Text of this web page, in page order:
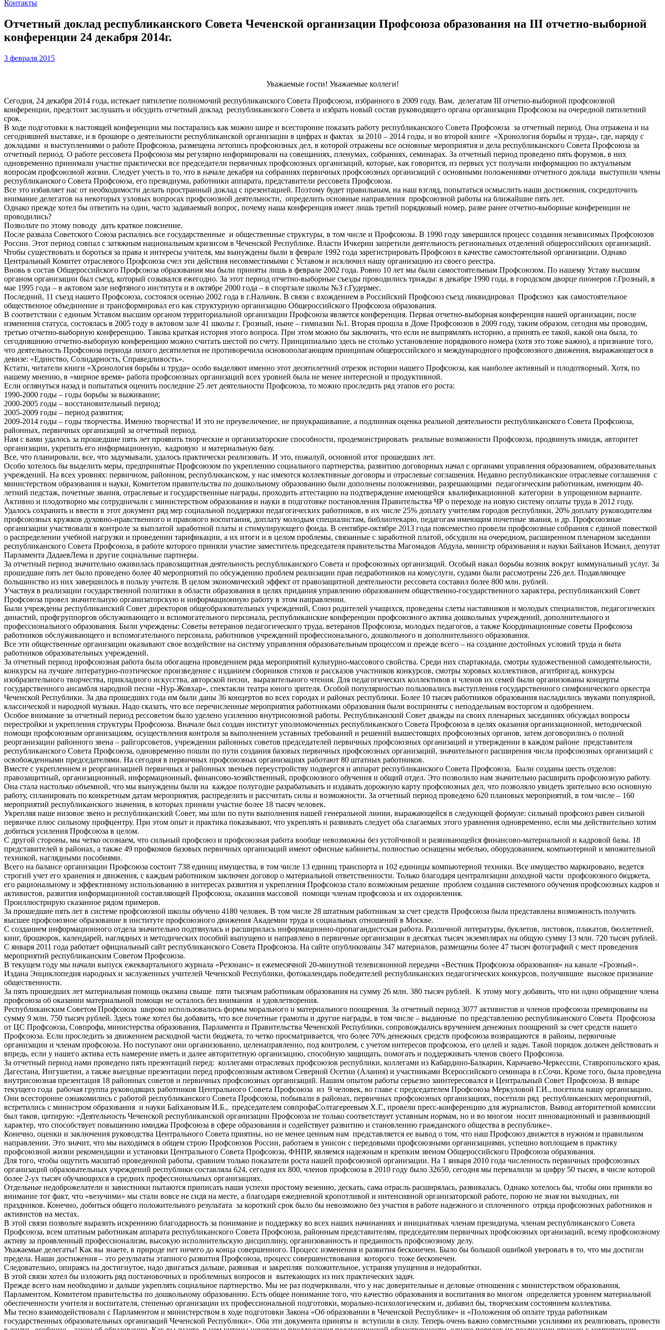
Контакты
Отчетный доклад республиканского Совета Чеченской организации Профсоюза образования на III отчетно-выборной
конференции 24 декабря 2014г.
3 февраля 2015
Уважаемые гости! Уважаемые коллеги!
Сегодня, 24 декабря 2014 года, истекает пятилетие полномочий республиканского Совета Профсоюза, избранного в 2009 году. Вам, делегатам III отчетно-выборной профсоюзной
конференции, предстоит заслушать и обсудить отчетный доклад республиканского Совета и избрать новый состав руководящего органа организации Профсоюза на очередной пятилетний
срок.
В ходе подготовки к настоящей конференции мы постарались как можно шире и всесторонне показать работу республиканского Совета Профсоюза за отчетный период. Она отражена и на
сегодняшней выставке, и в брошюре о деятельности республиканской организации в цифрах и фактах за 2010 – 2014 годы, и во второй книге «Хронология борьбы и труда», где, наряду с
докладами и выступлениями о работе Профсоюза, размещена летопись профсоюзных дел, в которой отражены все основные мероприятия и дела республиканского Совета Профсоюза за
отчетный период. О работе рессовета Профсоюза мы регулярно информировали на совещаниях, пленумах, собраниях, семинарах. За отчетный период проведено пять форумов, в них
одновременно принимали участие практически все председатели первичных профсоюзных организаций, которые, как говорится, из первых уст получали информацию по актуальным
вопросам профсоюзной жизни. Следует учесть и то, что в начале декабря на собраниях первичных профсоюзных организаций с основными положениями отчетного доклада выступили члены
республиканского Совета Профсоюза, его президиума, работники аппарата, представители рессовета Профсоюза.
Все это избавляет нас от необходимости делать пространный доклад с презентацией. Поэтому будет правильным, на наш взгляд, попытаться осмыслить наши достижения, сосредоточить
внимание делегатов на некоторых узловых вопросах профсоюзной деятельности, определить основные направления профсоюзной работы на ближайшие пять лет.
Однако прежде хотел бы ответить на один, часто задаваемый вопрос, почему наша конференция имеет лишь третий порядковый номер, разве ранее отчетно-выборные конференции не
проводились?
Позвольте по этому поводу дать краткое пояснение.
После развала Советского Союза распались все государственные и общественные структуры, в том числе и Профсоюзы. В 1990 году завершился процесс создания независимых Профсоюзов
России. Этот период совпал с затяжным национальным кризисом в Чеченской Республике. Власти Ичкерии запретили деятельность региональных отделений общероссийских организаций.
Чтобы существовать и бороться за права и интересы учителя, мы вынуждены были в феврале 1992 года зарегистрировать Профсоюз в качестве самостоятельной организации. Однако
Центральный Комитет отраслевого Профсоюза счел эти действия несовместимыми с Уставом и исключил нашу организацию из своего реестра.
Вновь в состав Общероссийского Профсоюза образования мы были приняты лишь в феврале 2002 года. Ровно 10 лет мы были самостоятельным Профсоюзом. По нашему Уставу высшим
органом организации был съезд, который созывался ежегодно. За этот период отчетно-выборные съезды проводились трижды: в декабре 1990 года, в городском дворце пионеров г.Грозный, в
мае 1995 года – в актовом зале нефтяного института и в октябре 2000 года – в спортзале школы №3 г.Гудермес.
Последний, 11 съезд нашего Профсоюза, состоялся осенью 2002 года в г.Нальчик. В связи с вхождением в Российский Профсоюз съезд ликвидировал Профсоюз как самостоятельное
общественное объединение и трансформировал его как структурную организацию Общероссийского Профсоюза образования.
В соответствии с единым Уставом высшим органом территориальной организации Профсоюза является конференция. Первая отчетно-выборная конференция нашей организации, после
изменения статуса, состоялась в 2005 году в актовом зале 41 школы г. Грозный, ныне – гимназии №1. Вторая прошла в Доме Профсоюзов в 2009 году, таким образом, сегодня мы проводим,
третью отчетно-выборную конференцию. Такова краткая история этого вопроса. При этом можно бы заключить, что если не выпрямлять историю, а принять ее такой, какой она была, то
сегодняшнюю отчетно-выборную конференцию можно считать шестой по счету. Принципиально здесь не столько установление порядкового номера (хотя это тоже важно), а признание того,
что деятельность Профсоюза периода лихого десятилетия не противоречила основополагающим принципам общероссийского и международного профсоюзного движения, выражающегося в
девизе: «Единство, Солидарность, Справедливость».
Кстати, читатели книги «Хронология борьбы и труда» особо выделяют именно этот десятилетний отрезок истории нашего Профсоюза, как наиболее активный и плодотворный. Хотя, по
нашему мнению, в «мирное время» работа профсоюзных организаций всех уровней была не менее интересной и продуктивной.
Если оглянуться назад и попытаться оценить последние 25 лет деятельности Профсоюза, то можно проследить ряд этапов его роста:
1990-2000 годы – годы борьбы за выживание;
2000-2005 годы – восстановительный период;
2005-2009 годы – период развития;
2009-2014 годы – годы творчества. Именно творчества! И это не преувеличение, не приукрашивание, а подлинная оценка реальной деятельности республиканского Совета Профсоюза,
районных, первичных организаций за отчетный период.
Нам с вами удалось за прошедшие пять лет проявить творческие и организаторские способности, продемонстрировать реальные возможности Профсоюза, продвинуть имидж, авторитет
организации, укрепить его информационную, кадровую и материальную базу.
Все, что планировали, все, что задумывали, удалось практически реализовать. И это, пожалуй, основной итог прошедших лет.
Особо хотелось бы выделить меры, предпринятые Профсоюзом по укреплению социального партнерства, развитию договорных начал с органами управления образованием, образовательных
учреждений. На всех уровнях: первичном, районном, республиканском, у нас имеются коллективные договоры и отраслевые соглашения. Недавно республиканские отраслевые соглашения с
министерством образования и науки, Комитетом правительства по дошкольному образованию были дополнены положениями, разрешающими педагогическим работникам, имеющим 40-
летний педстаж, почетные звания, отраслевые и государственные награды, проходить аттестацию на подтверждение имеющейся квалификационной категории в упрощенном варианте.
Активно и плодотворно мы сотрудничали с министерством образования и науки в подготовке постановления Правительства ЧР о переходе на новую систему оплаты труда в 2012 году.
Удалось сохранить и ввести в этот документ ряд мер социальной поддержки педагогических работников, в их числе 25% доплату учителям городов республики, 20% доплату руководителям
профсоюзных кружков духовно-нравственного и правового воспитания, доплату молодым специалистам, библиотекарю, педагогам имеющим почетные звания, и др. Профсоюзные
организации участвовали в контроле за выплатой заработной платы и стимулирующего фонда. В сентябре-октябре 2013 года повсеместно провели профсоюзные собрания с единой повесткой
о распределении учебной нагрузки и проведении тарификации, а их итоги и в целом проблемы, связанные с заработной платой, обсудили на очередном, расширенном пленарном заседании
республиканского Совета Профсоюза, в работе которого приняли участие заместитель председателя правительства Магомадов Абдула, министр образования и науки Байханов Исмаил, депутат
Парламента ДадаевЛема и другие социальные партнеры.
За отчетный период значительно оживилась правозащитная деятельность республиканского Совета и профсоюзных организаций. Особый накал борьбы возник вокруг коммунальный услуг. За
прошедшие пять лет было проведено более 40 мероприятий по обсуждению проблем реализации прав педработников на комуслуги, судами были рассмотрены 226 дел. Подавляющее
большинство из них завершилось в пользу учителя. В целом экономический эффект от правозащитной деятельности рессовета составил более 800 млн. рублей.
Участвуя в реализации государственной политики в области образования в целях придания управлению образованием общественно-государственного характера, республиканский Совет
Профсоюза провел значительную организаторскую и информационную работу в этом направлении.
Были учреждены республиканский Совет директоров общеобразовательных учреждений, Союз родителей учащихся, проведены слеты наставников и молодых специалистов, педагогических
династий, профгруппоргов обслуживающего и вспомогательного персонала, республиканские конференции профсоюзного актива дошкольных учреждений, дополнительного и
профессионального образования. Были учреждены: Советы ветеранов педагогического труда, ветеранов Профсоюза, молодых педагогов, а также Координационные советы Профсоюза
работников обслуживающего и вспомогательного персонала, работников учреждений профессионального, дошкольного и дополнительного образования.
Все эти общественные организации оказывают свое воздействие на систему управления образовательным процессом и прежде всего – на создание достойных условий труда и быта
работников образовательных учреждений.
За отчетный период профсоюзная работа была обогащена проведением ряда мероприятий культурно-массового свойства. Среди них спартакиада, смотры художественной самодеятельности,
конкурсы на лучшее литературно-поэтическое произведение с изданием сборников стихов и рассказов участников конкурсов, смотры хоровых коллективов, агитбригад, конкурсы
изобразительного творчества, прикладного искусства, авторской песни, выразительного чтения. Для педагогических коллективов и членов их семей были организованы концерты
государственного ансамбля народной песни «Нур-Жовхар», спектакли театра юного зрителя. Особой популярностью пользовались выступления государственного симфонического оркестра
Чеченской Республики. За два прошедших года им были даны 36 концертов во всех городах и районах республики. Более 10 тысяч работников образования насладились звуками популярной,
классической и народной музыки. Надо сказать, что все перечисленные мероприятия работниками образования были восприняты с неподдельным восторгом и одобрением.
Особое внимание за отчетный период рессоветом было уделено усилению внутрисоюзной работы. Республиканский Совет дважды на своих пленарных заседаниях обсуждал вопросы
перестройки и укрепления структуры Профсоюза. Вначале был создан институт уполномоченных республиканского Совета Профсоюза в целях оказания организационной, методической
помощи профсоюзным организациям, осуществления контроля за выполнением уставных требований и решений вышестоящих профсоюзных органов, затем договорились о полной
реорганизации районного звена – райгорсоветов, учреждении районных советов председателей первичных профсоюзных организаций и утверждении в каждом районе представителя
республиканского Совета Профсоюза, одновременно пошли по пути создания базовых первичных профсоюзных организаций, значительного расширения числа профсоюзных организаций с
освобожденными председателями. На сегодня в первичных профсоюзных организациях работают 80 штатных работников.
Вместе с укреплением и реорганизацией первичных и районных звеньев переустройству подвергся и аппарат республиканского Совета Профсоюза. Были созданы шесть отделов:
правозащитный, организационный, информационный, финансово-хозяйственный, профсоюзного обучения и общий отдел. Это позволило нам значительно расширить профсоюзную работу.
Она стала настолько объемной, что мы вынуждены были на каждое полугодие разрабатывать и издавать дорожную карту профсоюзных дел, что позволяло увидеть зрительно всю основную
работу, спланировать по конкретным датам мероприятия, распределить и рассчитать силы и возможности. За отчетный период проведено 620 плановых мероприятий, в том числе – 160
мероприятий республиканского значения, в которых приняли участие более 18 тысяч человек.
Укрепляя наше низовое звено и республиканский Совет, мы шли по пути выполнения нашей генеральной линии, выражающейся в следующей формуле: сильный профсоюз равен сильной
первичке плюс сильному профцентру. При этом опыт и практика показывают, что укреплять и развивать следует оба слагаемых этого уравнения одновременно, если мы действительно хотим
добиться усиления Профсоюза в целом.
С другой стороны, мы четко осознаем, что сильный профсоюз и профсоюзная работа вообще невозможны без устойчивой и развивающейся финансово-материальной и кадровой базы. 18
представителей в районах, а также 49 профкомов базовых первичных организаций имеют офисные кабинеты, полностью оснащены мебелью, оборудованием, компьютерной и множительной
техникой, наглядными пособиями.
Всего на балансе организации Профсоюза состоит 738 единиц имущества, в том числе 13 единиц транспорта и 102 единицы компьютерной техники. Все имущество маркировано, ведется
строгий учет его хранения и движения, с каждым работником заключен договор о материальной ответственности. Только благодаря централизации доходной части профсоюзного бюджета,
его рациональному и эффективному использованию в интересах развития и укрепления Профсоюза стало возможным решение проблем создания системного обучения профсоюзных кадров и
активистов, развития информационной составляющей Профсоюза, оказания массовой помощи членам профсоюза и их оздоровления.
Проиллюстрирую сказанное рядом примеров.
За прошедшие пять лет в системе профсоюзной школы обучено 4180 человек. В том числе 28 штатным работникам за счет средств Профсоюза была представлена возможность получить
высшее профсоюзное образование в институте профсоюзного движения Академии труда и социальных отношений в Москве.
С созданием информационного отдела значительно подтянулась и расширилась информационно-пропагандистская работа. Различной литературы, буклетов, листовок, плакатов, бюллетеней,
книг, брошюрок, календарей, наглядных и методических пособий выпущено и направлено в первичные организации в десятках тысяч экземплярах на общую сумму 13 млн. 720 тысяч рублей.
С января 2011 года работает официальный сайт республиканского Совета Профсоюза. На сайте опубликованы 347 материалов, размещены более 47 тысяч фотографий с мест проведения
мероприятий республиканским Советом Профсоюза.
В текущем году мы начали выпуск ежеквартального журнала «Резонанс» и ежемесячной 20-минутной телевизионной передачи «Вестник Профсоюза образования» на канале «Грозный».
Издана Энциклопедия народных и заслуженных учителей Чеченской Республики, фотокалендарь победителей республиканских педагогических конкурсов, получившие высокое признание
общественности.
За пять прошедших лет материальная помощь оказана свыше пяти тысячам работникам образования на сумму 26 млн. 380 тысяч рублей. К этому могу добавить, что ни одно обращение члена
профсоюза об оказании материальной помощи не осталось без внимания и удовлетворения.
Республиканским Советом Профсоюза широко использовались формы морального и материального поощрения. За отчетный период 3077 активистов и членов профсоюза премированы на
сумму 9 млн. 750 тысяч рублей. Здесь тоже хотел бы добавить, что все почетные грамоты и другие награды, в том числе – выданные по представлению республиканского Совета Профсоюза
от ЦС Профсоюза, Совпрофа, министерства образования, Парламента и Правительства Чеченской Республики, сопровождались вручением денежных поощрений за счет средств нашего
Профсоюза. Если проследить за движением расходной части бюджета, то четко просматривается, что более 70% денежных средств профсоюза возвращаются в районы, первичные
организации и членам профсоюза. Но поступают они организованно, целенаправленно, под контролем, с учетом интересов профсоюза, его целей и задач. Такой порядок должен действовать и
впредь, если у нашего актива есть намерение иметь и далее авторитетную организацию, способную защищать, помогать и поддерживать членов своего Профсоюза.
За отчетный период нами проведено пять презентаций перед: коллегами отраслевых профсоюзов республики, коллегами из Кабардино-Балкарии, Карачаево-Черкессии, Ставропольского края,
Дагестана, Ингушетии, а также выездные презентации перед профсоюзным активом Северной Осетии (Алания) и участниками Всероссийского семинара в г.Сочи. Кроме того, была проведена
внутрисоюзная презентация 18 районных советов и первичных профсоюзных организаций. Нашим опытом работы серьезно заинтересовался и Центральный Совет Профсоюза. В январе
текущего года рабочая группа руководящих работников Центрального Совета Профсоюза из 9 человек, во главе с председателем Профсоюза Меркуловой Г.И., посетила нашу организацию.
Они всесторонне ознакомились с работой республиканского Совета Профсоюза, побывали в районах, первичных профсоюзных организациях, посетили ряд республиканских мероприятий,
встретились с министром образования и науки Байхановым И.Б., председателем совпрофаСолтагереевым Х.Г., провели пресс-конференцию для журналистов. Вывод авторитетной комиссии
был таков, цитирую: «Деятельность Чеченской республиканской организации Профсоюза не только соответствует уставным нормам, но и во многом носит инновационный и развивающий
характер, что способствует повышению имиджа Профсоюза в сфере образования и содействует развитию и становлению гражданского общества в республике».
Конечно, оценки и заключения руководства Центрального Совета приятны, но не менее ценным нам представляется ее вывод о том, что наш Профсоюз движется в нужном и правильном
направлении. Это значит, что мы находимся в общем строю Профсоюзов России, работаем в унисон с передовыми профсоюзными организациями, успешно воплощаем в практику
профсоюзной жизни рекомендации и установки Центрального Совета Профсоюза, ФНПР, являемся надежным и крепким звеном Общероссийского Профсоюза образования.
Для того, чтобы ощутить масштаб проведенной работы, сравним только показатели роста нашей профсоюзной организации. На 1 января 2010 года численность первичных профсоюзных
организаций образовательных учреждений республики составляла 624, сегодня их 800, членов профсоюза в 2010 году было 32650, сегодня мы перевалили за цифру 50 тысяч, в числе которой
более 2-ух тысяч обучающихся в средних профессиональных организациях.
Отдельные недоброжелатели и завистники пытаются приписать наши успехи простому везению, дескать, сама отрасль расширялась, развивалась. Однако хотелось бы, чтобы они приняли во
внимание тот факт, что «везучими» мы стали вовсе не сидя на месте, а благодаря ежедневной кропотливой и интенсивной организаторской работе, порою не зная ни выходных, ни
праздников. Конечно, добиться общего положительного результата за короткий срок было бы невозможно без участия в работе надежного и сплоченного отряда профсоюзных работников и
активистов на местах.
В этой связи позвольте выразить искреннюю благодарность за понимание и поддержку во всех наших начинаниях и инициативах членам президиума, членам республиканского Совета
Профсоюза, всем штатным работникам аппарата республиканского Совета Профсоюза, районным представителям, председателям первичных профсоюзных организаций, всему профсоюзному
активу за проявленный профессионализм, высокую исполнительскую дисциплину, организованность и преданность профсоюзному делу.
Уважаемые делегаты! Как вы знаете, в природе нет ничего до конца совершенного. Процесс изменения и развития бесконечен. Было бы большой ошибкой уверовать в то, что мы достигли
предела. Наши достижения – это результаты этапного развития Профсоюза, процесс совершенствования которого тоже бесконечен.
Следовательно, опираясь на достигнутое, надо двигаться дальше, развивая и закрепляя положительное, устраняя упущения и недоработки.
В этой связи хотел бы изложить ряд постановочных и проблемных вопросов и вытекающих из них практических задач.
Прежде всего нам необходимо и дальше укреплять социальное партнерство. Мы не раз подчеркивали, что у нас доверительные и деловые отношения с министерством образования,
Парламентом, Комитетом правительства по дошкольному образованию. Есть общее понимание того, что качество образования и воспитания во многом определяется уровнем материальной
обеспеченности учителя и воспитателя, степенью организации их профессиональной подготовки, морально-психологическим и, добавил бы, творческим состоянием коллектива.
Мы тесно взаимодействовали с Парламентом и министерством в ходе подготовки Закона «Об образовании в Чеченской Республике» и «Положения об оплате труда работникам
государственных образовательных организаций Чеченской Республики». Оба эти документа приняты и вступили в силу. Теперь очень важно совместными усилиями их реализовать, провести